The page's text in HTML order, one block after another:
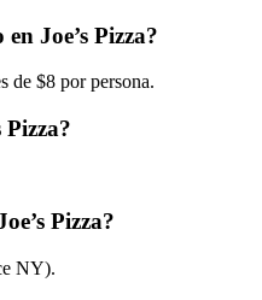
Joe’s Pizza?
de $8 por persona.
Pizza?
Pizza?
NY).